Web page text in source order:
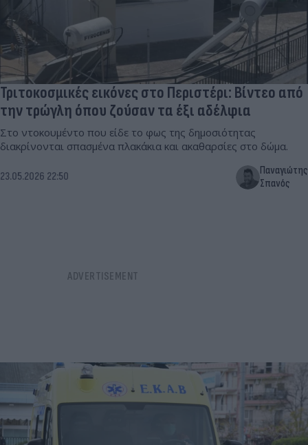
Τριτοκοσμικές εικόνες στο Περιστέρι: Βίντεο από
την τρώγλη όπου ζούσαν τα έξι αδέλφια
Στο ντοκουμέντο που είδε το φως της δημοσιότητας
διακρίνονται σπασμένα πλακάκια και ακαθαρσίες στο δώμα.
23.05.2026 22:50
Παναγιώτης
Σπανός